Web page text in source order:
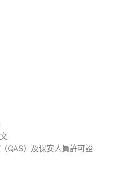
QAS）及保安人員許可證